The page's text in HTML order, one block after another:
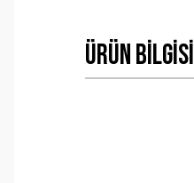
Ürün Bilgisi